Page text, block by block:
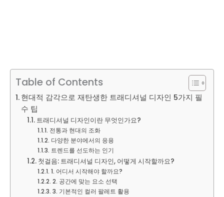
Table of Contents
현대적 감각으로 재탄생한 트래디셔널 디자인 5가지 필
수 팁
트래디셔널 디자인이란 무엇인가요?
전통과 현대의 조화
다양한 분야에서의 응용
트렌드를 선도하는 인기
첫걸음: 트래디셔널 디자인, 어떻게 시작할까요?
1. 어디서 시작해야 할까요?
2. 공간에 맞는 요소 선택
3. 기본적인 컬러 팔레트 활용